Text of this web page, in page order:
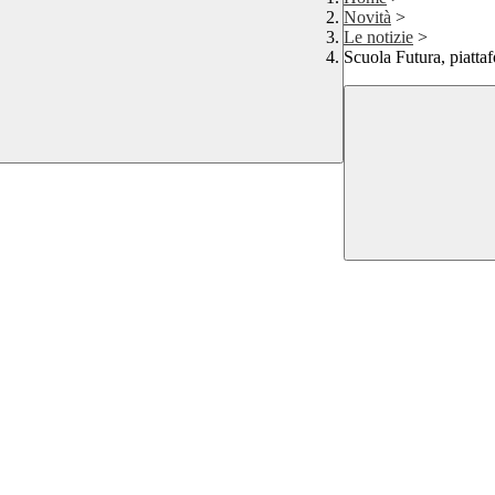
Novità >
Le notizie >
Scuola Futura,